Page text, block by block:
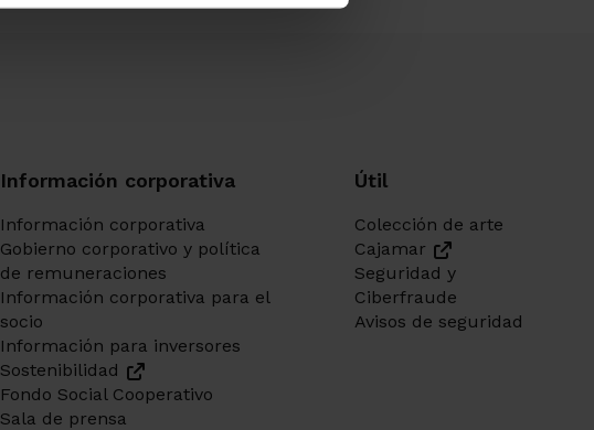
Información corporativa
Información corporativa
Gobierno corporativo y política
de remuneraciones
Información corporativa para el
socio
Información para inversores
Sostenibilidad
Fondo Social Cooperativo
Sala de prensa
Útil
Colección de arte
Cajamar
Seguridad y
Ciberfraude
Avisos de seguridad